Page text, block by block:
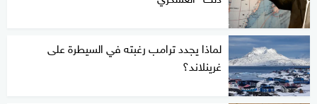
لماذا يجدد ترامب رغبته في السيطرة على
غرينلاند؟